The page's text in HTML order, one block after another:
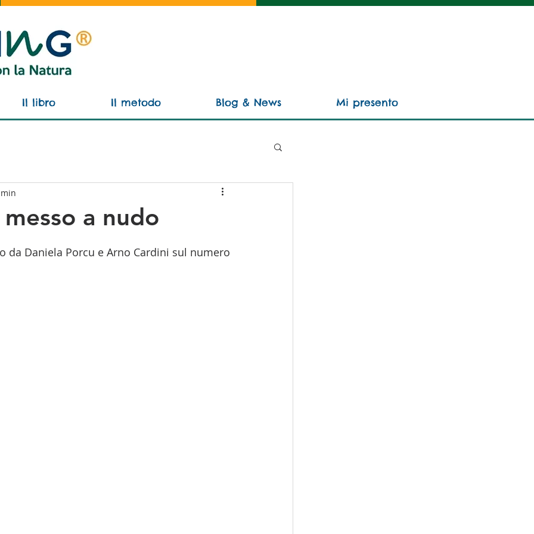
Il libro Il metodo Blog & News Mi presento
a nudo
Daniela Porcu e Arno Cardini sul numero